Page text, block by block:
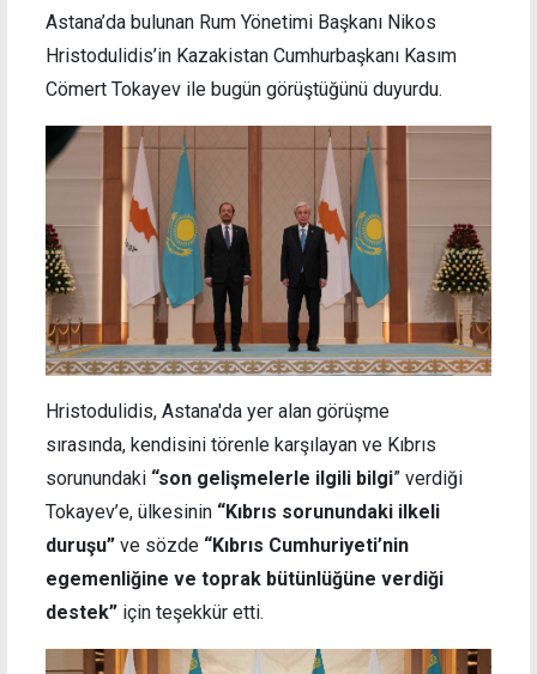
Astana’da bulunan Rum Yönetimi Başkanı Nikos
Hristodulidis’in Kazakistan Cumhurbaşkanı Kasım
Cömert Tokayev ile bugün görüştüğünü duyurdu.
Hristodulidis, Astana'da yer alan görüşme
sırasında, kendisini törenle karşılayan ve Kıbrıs
sorunundaki “son gelişmelerle ilgili bilgi” verdiği
Tokayev’e, ülkesinin “Kıbrıs sorunundaki ilkeli
duruşu” ve sözde “Kıbrıs Cumhuriyeti’nin
egemenliğine ve toprak bütünlüğüne verdiği
destek” için teşekkür etti.